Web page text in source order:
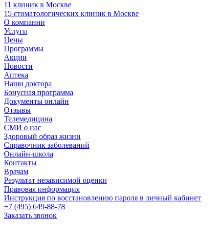
11 клиник в Москве
15 стоматологических клиник в Москве
О компании
Услуги
Цены
Программы
Акции
Новости
Аптека
Наши доктора
Бонусная программа
Документы онлайн
Отзывы
Телемедицина
СМИ о нас
Здоровый образ жизни
Справочник заболеваний
Онлайн-школа
Контакты
Врачам
Результат независимой оценки
Правовая информация
Инструкция по восстановлению пароля в личный кабинет
+7 (495) 649-88-78
Заказать звонок